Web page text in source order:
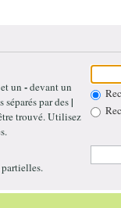
un -devant un
par des|
trouvé. Utilisez